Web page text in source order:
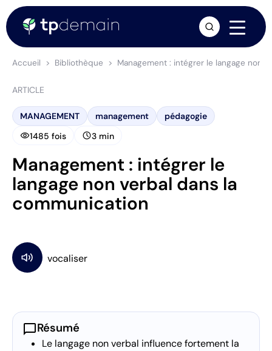
Accueil Bibliothèque Management : intégrer le langage non
ARTICLE
MANAGEMENT management pédagogie
visibility1485 fois schedule3 min
Management : intégrer le
langage non verbal dans la
communication
chat_bubbleRésumé
Le langage non verbal influence fortement la
arrow_forward